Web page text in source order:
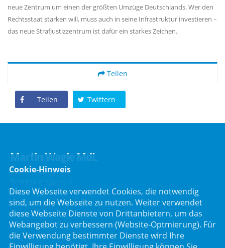
neue Zentrum um einen der größten Umzüge Deutschlands. Wer den
Rechtsstaat stärken will, muss auch in seine Infrastruktur investieren –
das neue Strafjustizzentrum ist dafür ein starkes Zeichen.
Teilen
Teilen Twittern
Martin Wagle MdL
84307 Eggenfelden
Telefon :08721/125495
Telefax : 08721/125496
E-Mail :martin.wagle@csu-mdl.de
Cookie-Hinweis
Diese Webseite verwendet Cookies, die notwendig
sind, um die Webseite zu nutzen. Weiter verwendet
diese Webseite Dienste von Drittanbietern, um das
Webangebot zu verbessern (Website-Optmierung). Für
die Verwendung bestimmter Dienste wird Ihre